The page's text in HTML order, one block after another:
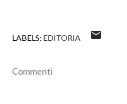
LABELS: EDITORIA
Commenti